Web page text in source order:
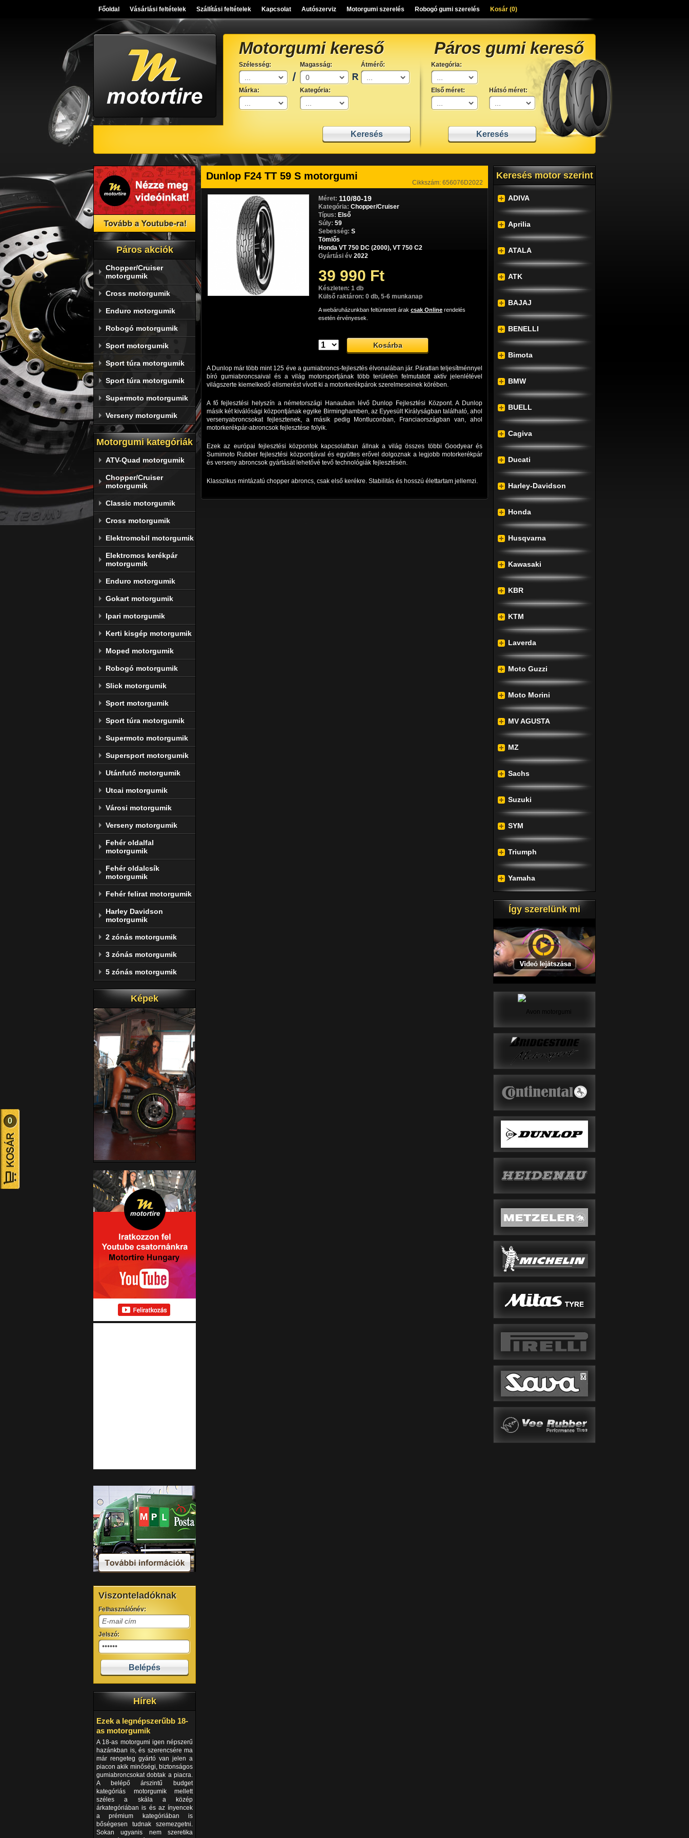
0
Főoldal Vásárlási feltételek Szállítási feltételek Kapcsolat Autószerviz Motorgumi szerelés Robogó gumi szerelés Kosár (0)
Motorgumi kereső
Szélesség: Magasság: Átmérő:
Márka: Kategória:
Páros gumi kereső
Kategória:
Első méret: Hátsó méret:
Cikkszám: 656076D2022
Dunlop F24 TT 59 S motorgumi
Méret: 110/80-19
Kategória: Chopper/Cruiser
Típus: Első
Súly: 59
Sebesség: S
Tömlős
Honda VT 750 DC (2000), VT 750 C2
Gyártási év 2022
39 990 Ft
Készleten: 1 db
Külső raktáron: 0 db, 5-6 munkanap
A webáruházunkban feltüntetett árak csak Online rendelés
esetén érvényesek.
A Dunlop már több mint 125 éve a gumiabroncs-fejlesztés élvonalában jár. Páratlan teljesítménnyel
bíró gumiabroncsaival és a világ motorsportjának több területén felmutatott aktív jelenlétével
világszerte kiemelkedő elismerést vívott ki a motorkerékpárok szerelmeseinek körében.
A fő fejlesztési helyszín a németországi Hanauban lévő Dunlop Fejlesztési Központ. A Dunlop
másik két kiválósági központjának egyike Birminghamben, az Eyyesült Királyságban található, ahol
versenyabroncsokat fejlesztenek, a másik pedig Montluconban, Franciaországban van, ahol
motorkerékpár-abroncsok fejlesztése folyik.
Ezek az európai fejlesztési központok kapcsolatban állnak a világ összes többi Goodyear és
Sumimoto Rubber fejlesztési központjával és együttes erővel dolgoznak a legjobb motorkerékpár
és verseny abroncsok gyártását lehetővé tevő technológiák fejlesztésén.
Klasszikus mintázatú chopper abroncs, csak első kerékre. Stabilitás és hosszú élettartam jellemzi.
Páros akciók
Chopper/Cruiser
motorgumik
Cross motorgumik
Enduro motorgumik
Robogó motorgumik
Sport motorgumik
Sport túra motorgumik
Sport túra motorgumik
Supermoto motorgumik
Verseny motorgumik
Motorgumi kategóriák
ATV-Quad motorgumik
Chopper/Cruiser
motorgumik
Classic motorgumik
Cross motorgumik
Elektromobil motorgumik
Elektromos kerékpár
motorgumik
Enduro motorgumik
Gokart motorgumik
Ipari motorgumik
Kerti kisgép motorgumik
Moped motorgumik
Robogó motorgumik
Slick motorgumik
Sport motorgumik
Sport túra motorgumik
Supermoto motorgumik
Supersport motorgumik
Utánfutó motorgumik
Utcai motorgumik
Városi motorgumik
Verseny motorgumik
Fehér oldalfal
motorgumik
Fehér oldalcsík
motorgumik
Fehér felirat motorgumik
Harley Davidson
motorgumik
2 zónás motorgumik
3 zónás motorgumik
5 zónás motorgumik
Képek
Viszonteladóknak
Felhasználónév:
Jelszó:
Hírek
Ezek a legnépszerűbb 18-
as motorgumik
A 18-as motorgumi igen népszerű
hazánkban is, és szerencsére ma
már rengeteg gyártó van jelen a
piacon akik minőségi, biztonságos
gumiabroncsokat dobtak a piacra.
A belépő árszintű budget
kategóriás motorgumik mellett
széles a skála a közép
árkategóriában is és az ínyencek
a prémium kategóriában is
bőségesen tudnak szemezgetni.
Sokan ugyanis nem szeretika
Keresés motor szerint
ADIVA
Aprilia
ATALA
ATK
BAJAJ
BENELLI
Bimota
BMW
BUELL
Cagiva
Ducati
Harley-Davidson
Honda
Husqvarna
Kawasaki
KBR
KTM
Laverda
Moto Guzzi
Moto Morini
MV AGUSTA
MZ
Sachs
Suzuki
SYM
Triumph
Yamaha
Így szerelünk mi